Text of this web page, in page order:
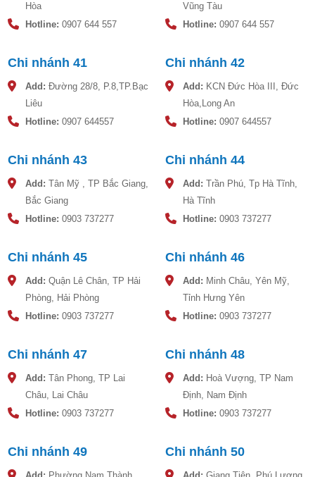
Hòa
Hotline: 0907 644 557
Vũng Tàu
Hotline: 0907 644 557
Chi nhánh 41
Add: Đường 28/8, P.8,TP.Bạc
Liêu
Hotline: 0907 644557
Chi nhánh 42
Add: KCN Đức Hòa III, Đức
Hòa,Long An
Hotline: 0907 644557
Chi nhánh 43
Add: Tân Mỹ , TP Bắc Giang,
Bắc Giang
Hotline: 0903 737277
Chi nhánh 44
Add: Trần Phú, Tp Hà Tĩnh,
Hà Tĩnh
Hotline: 0903 737277
Chi nhánh 45
Add: Quận Lê Chân, TP Hải
Phòng, Hải Phòng
Hotline: 0903 737277
Chi nhánh 46
Add: Minh Châu, Yên Mỹ,
Tỉnh Hưng Yên
Hotline: 0903 737277
Chi nhánh 47
Add: Tân Phong, TP Lai
Châu, Lai Châu
Hotline: 0903 737277
Chi nhánh 48
Add: Hoà Vượng, TP Nam
Định, Nam Định
Hotline: 0903 737277
Chi nhánh 49 Chi nhánh 50